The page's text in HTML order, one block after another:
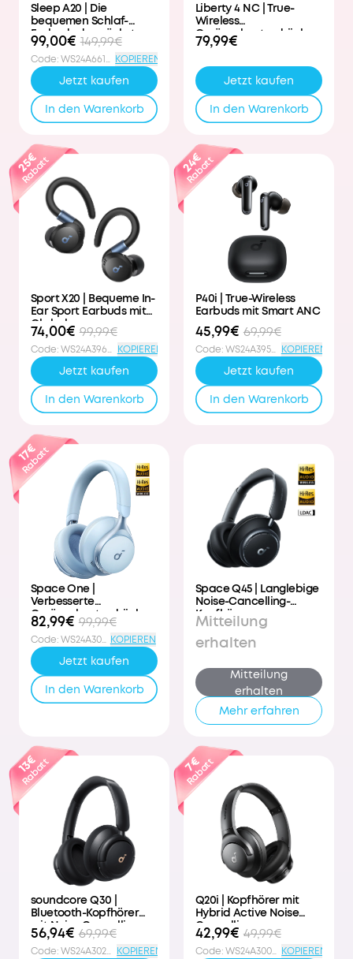
Sleep A20 | Die
bequemen Schlaf-
Earbuds der nächsten
Generation
99,00€ 149,99€
Code: WS24A6611PD KOPIEREN
Jetzt kaufen
In den Warenkorb
Liberty 4 NC | True-
Wireless
Geräuschunterdrückung
79,99€
Jetzt kaufen
In den Warenkorb
25€
Rabatt
Sport X20 | Bequeme In-
Ear Sport Earbuds mit
Ohrhaken
74,00€ 99,99€
Code: WS24A3968DE KOPIEREN
Jetzt kaufen
In den Warenkorb
24€
Rabatt
P40i | True-Wireless
Earbuds mit Smart ANC
45,99€ 69,99€
Code: WS24A3955PD KOPIEREN
Jetzt kaufen
In den Warenkorb
17€
Rabatt
Space One |
Verbesserte
Geräuschunterdrückung
82,99€ 99,99€
Code: WS24A3035 KOPIEREN
Jetzt kaufen
In den Warenkorb
Space Q45 | Langlebige
Noise-Cancelling-
Kopfhörer
Mitteilung
erhalten
Mitteilung
erhalten
Mehr erfahren
13€
Rabatt
soundcore Q30 |
Bluetooth-Kopfhörer
mit Noise Cancelling
56,94€ 69,99€
Code: WS24A3028PD KOPIEREN
7€
Rabatt
Q20i | Kopfhörer mit
Hybrid Active Noise
Cancelling
42,99€ 49,99€
Code: WS24A3004DE KOPIEREN